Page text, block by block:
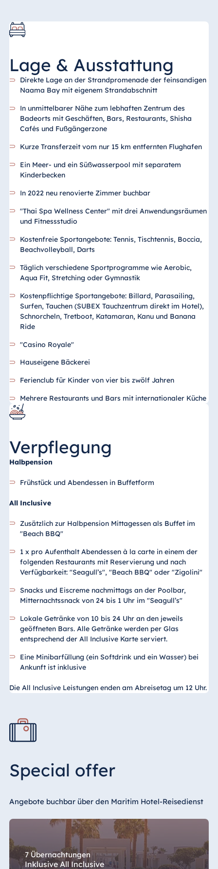
Lage & Ausstattung
Direkte Lage an der Strandpromenade der feinsandigen
Naama Bay mit eigenem Strandabschnitt
In unmittelbarer Nähe zum lebhaften Zentrum des
Badeorts mit Geschäften, Bars, Restaurants, Shisha
Cafés und Fußgängerzone
Kurze Transferzeit vom nur 15 km entfernten Flughafen
Ein Meer- und ein Süßwasserpool mit separatem
Kinderbecken
In 2022 neu renovierte Zimmer buchbar
"Thai Spa Wellness Center" mit drei Anwendungsräumen
und Fitnessstudio
Kostenfreie Sportangebote: Tennis, Tischtennis, Boccia,
Beachvolleyball, Darts
Täglich verschiedene Sportprogramme wie Aerobic,
Aqua Fit, Stretching oder Gymnastik
Kostenpflichtige Sportangebote: Billard, Parasailing,
Surfen, Tauchen (SUBEX Tauchzentrum direkt im Hotel),
Schnorcheln, Tretboot, Katamaran, Kanu und Banana
Ride
"Casino Royale"
Hauseigene Bäckerei
Ferienclub für Kinder von vier bis zwölf Jahren
Mehrere Restaurants und Bars mit internationaler Küche
Verpflegung
Halbpension
Frühstück und Abendessen in Buffetform
All Inclusive
Zusätzlich zur Halbpension Mittagessen als Buffet im
"Beach BBQ"
1 x pro Aufenthalt Abendessen à la carte in einem der
folgenden Restaurants mit Reservierung und nach
Verfügbarkeit: "Seagull’s", "Beach BBQ" oder "Zigolini"
Snacks und Eiscreme nachmittags an der Poolbar,
Mitternachtssnack von 24 bis 1 Uhr im "Seagull’s"
Lokale Getränke von 10 bis 24 Uhr an den jeweils
geöffneten Bars. Alle Getränke werden per Glas
entsprechend der All Inclusive Karte serviert.
Eine Minibarfüllung (ein Softdrink und ein Wasser) bei
Ankunft ist inklusive
Die All Inclusive Leistungen enden am Abreisetag um 12 Uhr.
Special offer
Angebote buchbar über den Maritim Hotel-Reisedienst
7 Übernachtungen
Inklusive All Inclusive